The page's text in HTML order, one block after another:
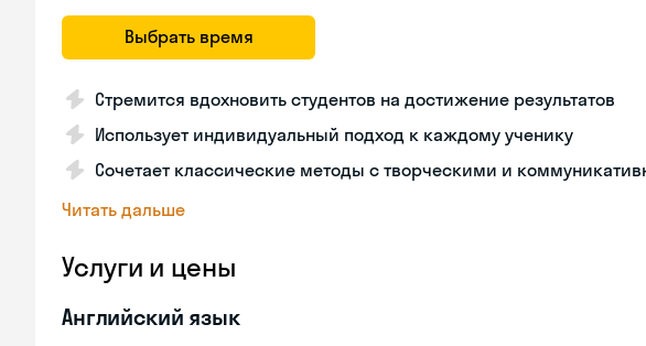
Выбрать время
Стремится вдохновить студентов на достижение результатов
Использует индивидуальный подход к каждому ученику
Сочетает классические методы с творческими и
Читать дальше
Услуги и цены
Английский язык